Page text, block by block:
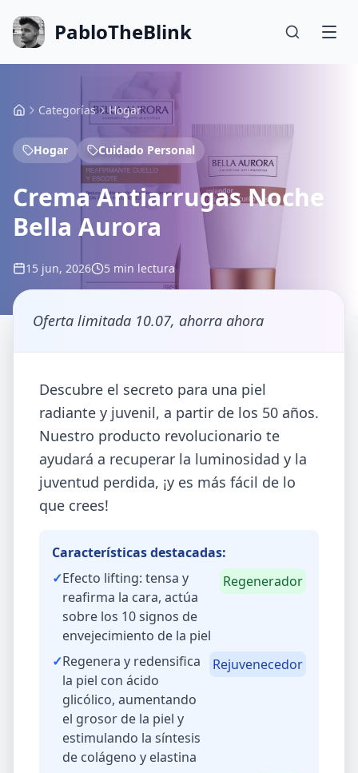
PabloTheBlink
Categorías Hogar
Hogar Cuidado Personal
Crema Antiarrugas Noche
Bella Aurora
15 jun, 2026 5 min lectura
Oferta limitada 10.07, ahorra ahora
Descubre el secreto para una piel
radiante y juvenil, a partir de los 50 años.
Nuestro producto revolucionario te
ayudará a recuperar la luminosidad y la
juventud perdida, ¡y es más fácil de lo
que crees!
Características destacadas:
✓Efecto lifting: tensa y
reafirma la cara, actúa
sobre los 10 signos de
envejecimiento de la piel
Regenerador
✓Regenera y redensifica
la piel con ácido
glicólico, aumentando
el grosor de la piel y
estimulando la síntesis
de colágeno y elastina
Rejuvenecedor